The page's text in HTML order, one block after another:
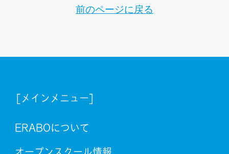
前のページに戻る
[メインメニュー]
ERABOについて
オープンスクール情報